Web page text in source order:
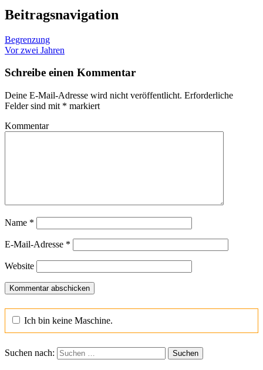
Beitragsnavigation
Begrenzung
Vor zwei Jahren
Schreibe einen Kommentar
Deine E-Mail-Adresse wird nicht veröffentlicht. Erforderliche
Felder sind mit * markiert
Kommentar
Name *
E-Mail-Adresse *
Website
Ich bin keine Maschine.
Suchen nach: